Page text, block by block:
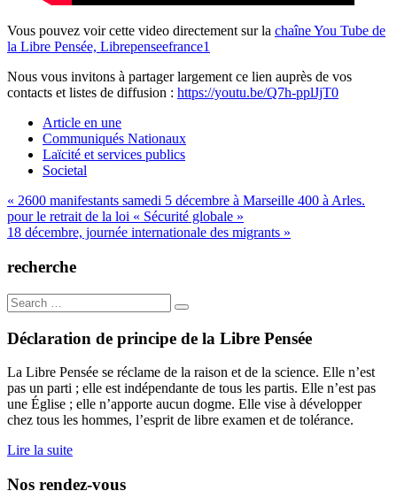
Vous pouvez voir cette video directement sur la chaîne You Tube de
la Libre Pensée, Librepenseefrance1
Nous vous invitons à partager largement ce lien auprès de vos
contacts et listes de diffusion : https://youtu.be/Q7h-pplJjT0
Article en une
Communiqués Nationaux
Laïcité et services publics
Societal
Navigation
de
« 2600 manifestants samedi 5 décembre à Marseille 400 à Arles.
pour le retrait de la loi « Sécurité globale »
18 décembre, journée internationale des migrants »
recherche
Search
for:
Déclaration de principe de la Libre Pensée
La Libre Pensée se réclame de la raison et de la science. Elle n’est
pas un parti ; elle est indépendante de tous les partis. Elle n’est pas
une Église ; elle n’apporte aucun dogme. Elle vise à développer
chez tous les hommes, l’esprit de libre examen et de tolérance.
Lire la suite
Nos rendez-vous